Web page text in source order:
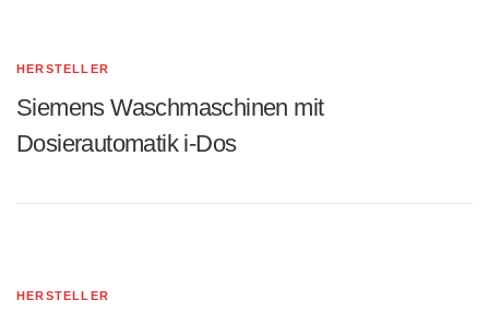
HERSTELLER
Siemens Waschmaschinen mit
Dosierautomatik i-Dos
HERSTELLER